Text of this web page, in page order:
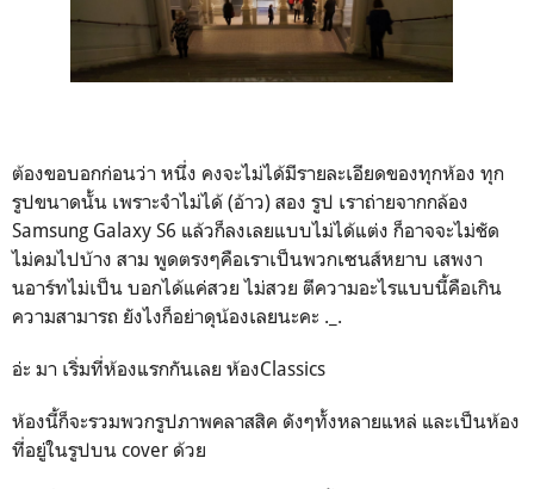
ต้องขอบอกก่อนว่า หนึ่ง คงจะไม่ได้มีรายละเอียดของทุกห้อง ทุก
รูปขนาดนั้น เพราะจำไม่ได้ (อ้าว) สอง รูป เราถ่ายจากกล้อง
Samsung Galaxy S6 แล้วก็ลงเลยแบบไม่ได้แต่ง ก็อาจจะไม่ชัด
ไม่คมไปบ้าง สาม พูดตรงๆคือเราเป็นพวกเซนส์หยาบ เสพงา
นอาร์ทไม่เป็น บอกได้แค่สวย ไม่สวย ตีความอะไรแบบนี้คือเกิน
ความสามารถ ยังไงก็อย่าดุน้องเลยนะคะ ._.
อ่ะ มา เริ่มที่ห้องแรกกันเลย ห้องClassics
ห้องนี้ก็จะรวมพวกรูปภาพคลาสสิค ดังๆทั้งหลายแหล่ และเป็นห้อง
ที่อยู่ในรูปบน cover ด้วย